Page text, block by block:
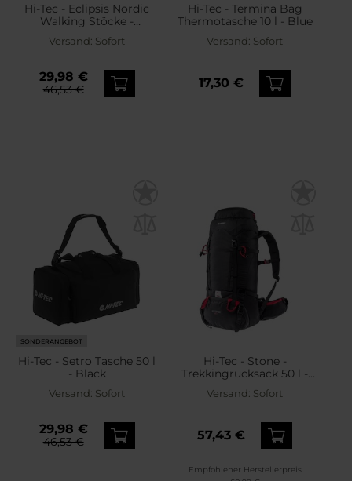
Hi-Tec - Eclipsis Nordic
Walking Stöcke -
Black/Red
Versand: Sofort
29,98 €
46,53 €
Hi-Tec - Termina Bag
Thermotasche 10 l - Blue
Versand: Sofort
17,30 €
SONDERANGEBOT
Hi-Tec - Setro Tasche 50 l
- Black
Versand: Sofort
29,98 €
46,53 €
Hi-Tec - Stone -
Trekkingrucksack 50 l -
Black/High Risk Red
Versand: Sofort
57,43 €
Empfohlener Herstellerpreis